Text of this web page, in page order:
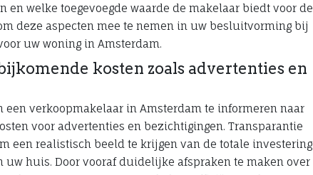
en welke toegevoegde waarde de makelaar biedt voor de
deze aspecten mee te nemen in uw besluitvorming bij
uw woning in Amsterdam.
kosten zoals advertenties en
verkoopmakelaar in Amsterdam te informeren naar
voor advertenties en bezichtigingen. Transparantie
een realistisch beeld te krijgen van de totale investering
uw huis. Door vooraf duidelijke afspraken te maken over